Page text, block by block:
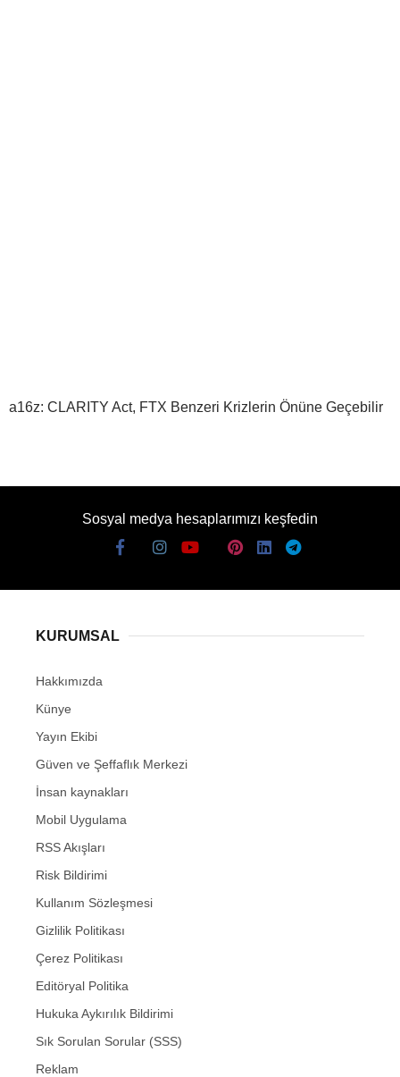
a16z: CLARITY Act, FTX Benzeri Krizlerin Önüne Geçebilir
Sosyal medya hesaplarımızı keşfedin
KURUMSAL
Hakkımızda
Künye
Yayın Ekibi
Güven ve Şeffaflık Merkezi
İnsan kaynakları
Mobil Uygulama
RSS Akışları
Risk Bildirimi
Kullanım Sözleşmesi
Gizlilik Politikası
Çerez Politikası
Editöryal Politika
Hukuka Aykırılık Bildirimi
Sık Sorulan Sorular (SSS)
Reklam